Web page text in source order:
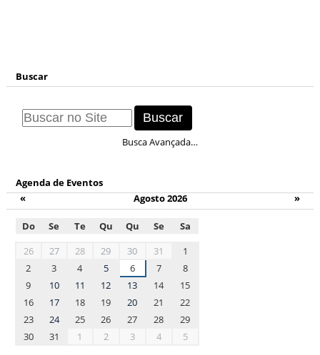
Buscar
Busca Avançada…
Agenda de Eventos
«
Agosto 2026 »
Do Se Te Qu Qu Se
Sa
26
27 28 29 30 31
1
2
3 4 5 6 7
8
9
10 11 12 13 14
15
16
17 18 19 20 21
22
23
24 25 26 27 28
29
30
31 1 2 3 4 5